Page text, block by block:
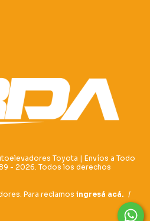
Toyota | Envíos a Todo
- 2026. Todos los derechos
Para reclamos ingresá acá. /